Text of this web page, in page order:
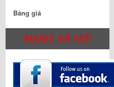
Bảng giá
MẠNG XÃ HỘI